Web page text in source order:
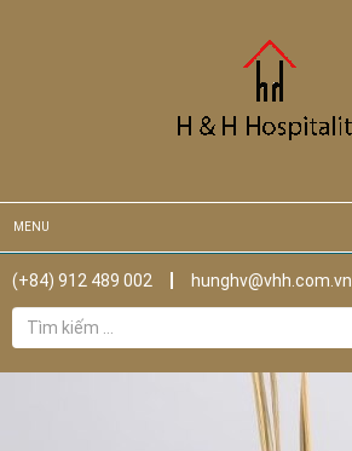
MENU
(+84) 912 489 002
hunghv@vhh.com.vn
Tìm
kiếm
cho: